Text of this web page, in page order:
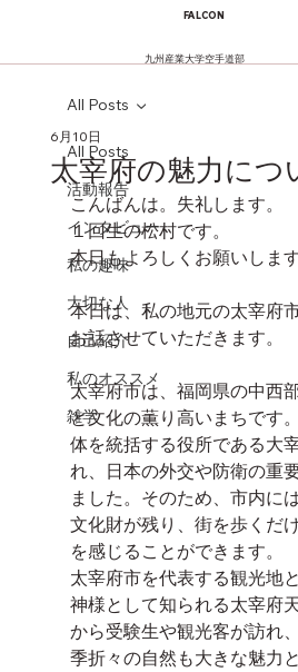
FALCON
九州産業大学空手道部
All Posts
活動報告
インタビュー
私の趣味
大切な人
自己紹介
私のオススメ
雑学
All Posts
太宰府の魅力につ
6月10日
こんばんは。失礼します。
１回生の松村です。
本日もよろしくお願いします
本日は、私の地元の太宰府
お話させていただきます。
太宰府市は、福岡県の中西
と文化の薫り高いまちです
体を統括する役所である大
れ、日本の外交や防衛の重
ました。そのため、市内に
文化財が残り、街を歩くだ
を感じることができます。
太宰府市を代表する観光地
神様として知られる太宰府
から受験生や観光客が訪れ
季折々の自然も大きな魅力